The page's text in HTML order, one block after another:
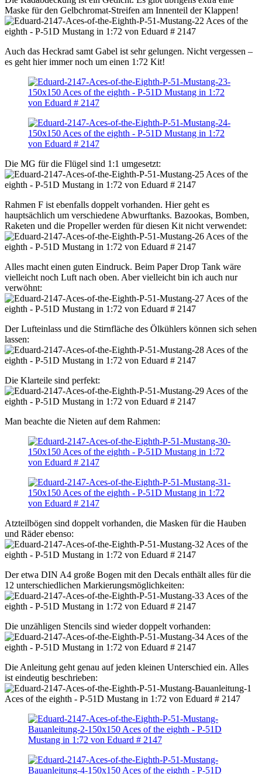
Maske für den Gelbchromat-Streifen am Innenteil der Klappen!
Auch das Heckrad samt Gabel ist sehr gelungen. Nicht vergessen –
es geht hier immer noch um einen 1:72 Kit!
Die MG für die Flügel sind 1:1 umgesetzt:
Rahmen F ist ebenfalls doppelt vorhanden. Hier geht es
hauptsächlich um verschiedene Abwurftanks. Bazookas, Bomben,
Raketen und die Propeller werden für diesen Kit nicht verwendet:
Alles macht einen guten Eindruck. Beim Paper Drop Tank wäre
vielleicht noch Luft nach oben. Aber vielleicht bin ich auch nur
verwöhnt:
Der Lufteinlass und die Stirnfläche des Ölkühlers können sich sehen
lassen:
Die Klarteile sind perfekt:
Man beachte die Nieten auf dem Rahmen:
Atzteilbögen sind doppelt vorhanden, die Masken für die Hauben
und Räder ebenso:
Der etwa DIN A4 große Bogen mit den Decals enthält alles für die
12 unterschiedlichen Markierungsmöglichkeiten:
Die unzähligen Stencils sind wieder doppelt vorhanden:
Die Anleitung geht genau auf jeden kleinen Unterschied ein. Alles
ist eindeutig beschrieben: